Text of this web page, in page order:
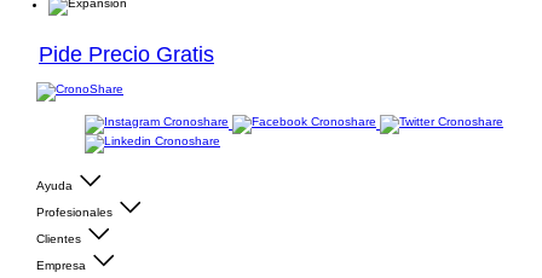
Pide Precio Gratis
Ayuda
Profesionales
Clientes
Empresa